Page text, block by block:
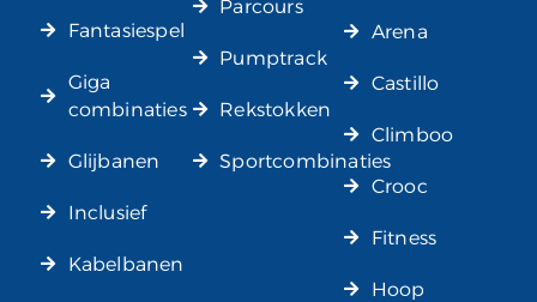
Fantasiespel
Giga
combinaties
Glijbanen
Inclusief
Kabelbanen
Parcours
Pumptrack
Rekstokken
Sportcombinaties
Arena
Castillo
Climboo
Crooc
Fitness
Hoop